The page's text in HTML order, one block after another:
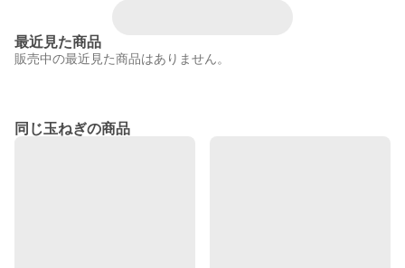
最近見た商品
販売中の最近見た商品はありません。
同じ玉ねぎの商品